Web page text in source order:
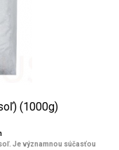
(1000g)
Je významnou súčasťou